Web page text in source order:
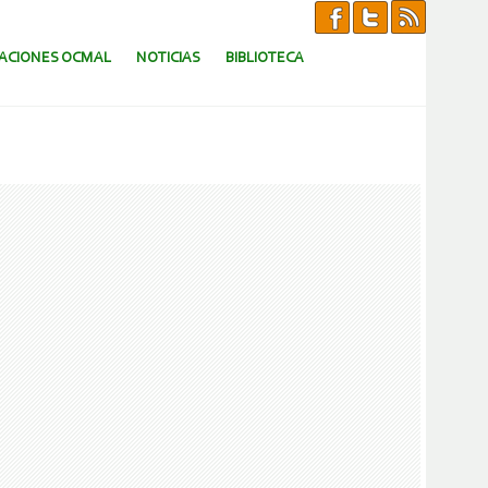
OCMAL NOTICIAS BIBLIOTECA